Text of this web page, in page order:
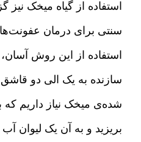
استفاده از گیاه میخک نیز
سنتی برای درمان
استفاده از این روش
سازنده به یک الی دو
شده‌ی میخک نیاز داریم
بریزید و به آن یک لیوان